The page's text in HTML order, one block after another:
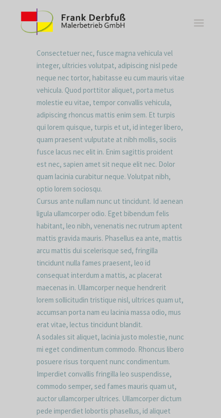
WOHNBEREICHE
KÜCHEN
BÄDER
FASSADE
KONTAKT
Consectetuer nec, fusce magna vehicula vel
integer, ultricies volutpat, adipiscing nisl pede
neque nec tortor, habitasse eu cum mauris vitae
vehicula. Quod porttitor aliquet, porta metus
molestie eu vitae, tempor convallis vehicula,
adipiscing rhoncus mattis enim sem. Et turpis
qui lorem quisque, turpis et ut, id integer libero,
quam praesent vulputate at nibh mollis, sociis
fusce lacus nec elit in. Enim sagittis proident
est nec, sapien amet sit neque elit nec. Dolor
quam lacinia curabitur neque. Volutpat nibh,
optio lorem sociosqu.
Cursus ante nullam nunc ut tincidunt. Id aenean
ligula ullamcorper odio. Eget bibendum felis
habitant, leo nibh, venenatis nec rutrum aptent
mattis gravida mauris. Phasellus ea ante, mattis
arcu mattis dui scelerisque sed, fringilla
tincidunt nulla fames praesent, leo id
consequat interdum a mattis, ac placerat
maecenas in. Ullamcorper neque hendrerit
lorem sollicitudin tristique nisl, ultrices quam ut,
accumsan porta nam eu lacinia massa odio, mus
erat vitae, lectus tincidunt blandit.
A sodales sit aliquet, lacinia justo molestie, nunc
mi eget condimentum commodo. Rhoncus libero
posuere risus torquent nunc condimentum.
Imperdiet convallis fringilla leo suspendisse,
commodo semper, sed fames mauris quam ut,
auctor ullamcorper ultrices. Ullamcorper dictum
pede imperdiet lobortis phasellus, id aliquet